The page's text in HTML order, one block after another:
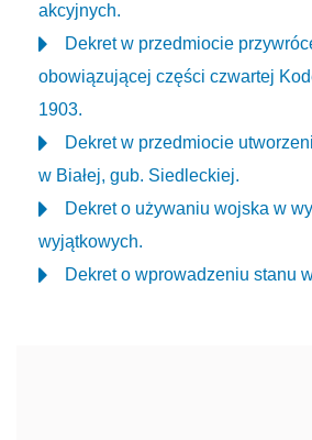
akcyjnych.
Dekret w przedmiocie
obowiązującej części czwartej
1903.
Dekret w przedmiocie
w Białej, gub. Siedleckiej.
Dekret o używaniu wojska w
wyjątkowych.
Dekret o wprowadzeniu stanu